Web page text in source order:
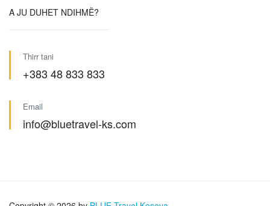
A JU DUHET NDIHMË?
Thirr tani
+383 48 833 833
Email
info@bluetravel-ks.com